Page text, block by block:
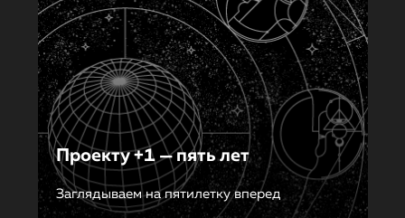
Проекту +1 — пять лет
Заглядываем на пятилетку вперед